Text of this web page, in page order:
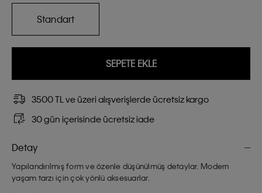
Standart
SEPETE EKLE
3500 TL ve üzeri alışverişlerde ücretsiz kargo
30 gün içerisinde ücretsiz iade
Detay
Yapılandırılmış form ve özenle düşünülmüş detaylar. Modern
yaşam tarzı için çok yönlü aksesuarlar.